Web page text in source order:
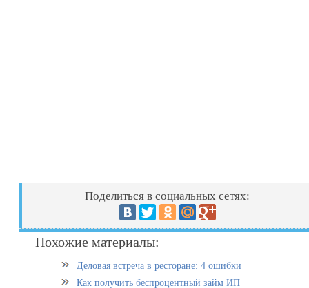
Поделиться в социальных сетях:
Похожие материалы:
Деловая встреча в ресторане: 4 ошибки
Как получить беспроцентный займ ИП